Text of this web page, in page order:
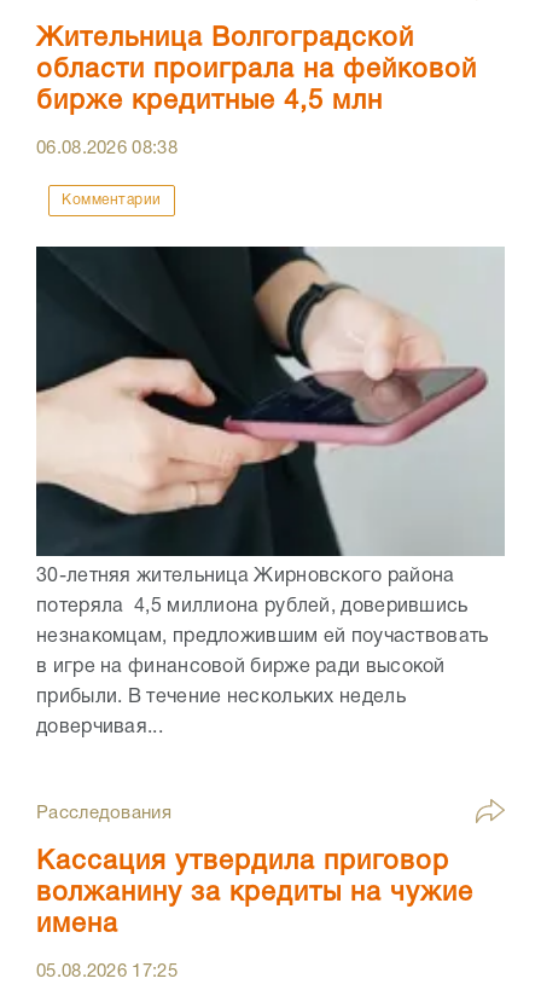
Жительница Волгоградской
области проиграла на фейковой
бирже кредитные 4,5 млн
06.08.202608:38
Комментарии
30-летняя жительница Жирновского района
потеряла 4,5 миллиона рублей, доверившись
незнакомцам, предложившим ей поучаствовать
в игре на финансовой бирже ради высокой
прибыли. В течение нескольких недель
доверчивая...
Расследования
Кассация утвердила приговор
волжанину за кредиты на чужие
имена
05.08.2026 17:25